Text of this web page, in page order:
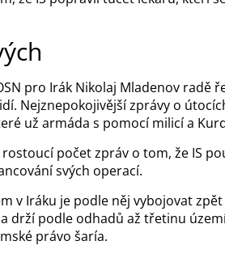
pro Irák Nikolaj Mladenov radě
Nejznepokojivější zprávy o
už armáda s pomocí milicí a
počet zpráv o tom, že IS
svých operací.
v Iráku je podle něj vybojovat
drží podle odhadů až třetinu
právo šaría.